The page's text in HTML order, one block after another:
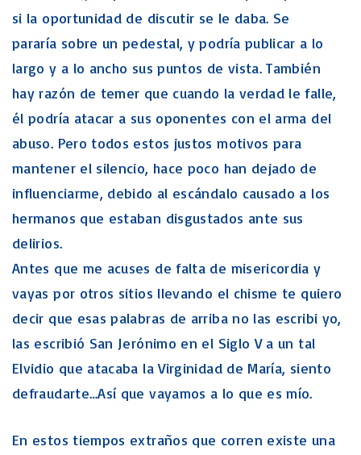
si la oportunidad de discutir se le daba. Se
pararía sobre un pedestal, y podría publicar a lo
largo y a lo ancho sus puntos de vista. También
hay razón de temer que cuando la verdad le falle,
él podría atacar a sus oponentes con el arma del
abuso. Pero todos estos justos motivos para
mantener el silencio, hace poco han dejado de
influenciarme, debido al escándalo causado a los
hermanos que estaban disgustados ante sus
delirios.
Antes que me acuses de falta de misericordia y
vayas por otros sitios llevando el chisme te quiero
decir que esas palabras de arriba no las escribi yo,
las escribió San Jerónimo en el Siglo V a un tal
Elvidio que atacaba la Virginidad de María, siento
defraudarte…Así que vayamos a lo que es mío.
En estos tiempos extraños que corren existe una